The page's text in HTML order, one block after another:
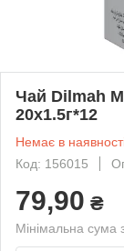
Чай Dilmah
20х1.5г*12
Немає в
Код: 156015
79,90 ₴
Мінімальна сума